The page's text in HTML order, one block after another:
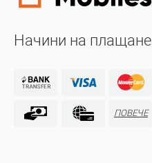
Начини на плащане
ПОВЕЧЕ